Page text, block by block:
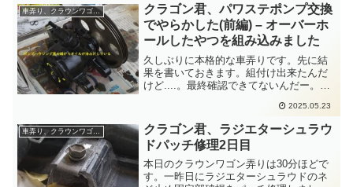
扉内のガラス上下操作のチャンネル
か？」と感じるのでは？正...
車弄り、クラウンワゴン(４ナンバー貨客車)
クラゴン君、パワステポンプ交換
でやらかした(前編) – オーバーホ
ールしたやつを組み込みました
久しぶりに本格的な車弄りです。先に結
果を書いておきます。組付け出来たんだ
けど....。最終確認できてないんだー。ど
した。ちなみに予定では余裕をもった作
業で２時間のつもりでした。えーと、倍
時間がかかっ...
2025.05.23
クラゴン君、ラジエターシュラウ
ドパッチ修理2日目
本日のクラウンワゴン弄りは30分ほどで
す。一昨日にラジエターシュラウドのネ